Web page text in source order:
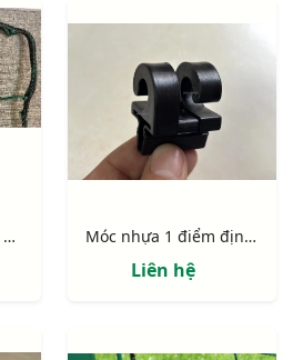
Lưới rào sân bóng ô 135mm sợi 4mm Móc nhựa 1 điểm định vị có chốt
Liên hệ